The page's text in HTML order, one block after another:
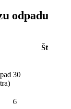
odpadu
Št
30
6